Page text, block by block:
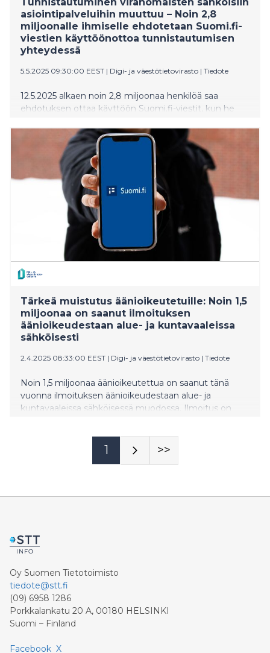
asiointipalveluihin muuttuu – Noin 2,8
miljoonalle ihmiselle ehdotetaan Suomi.fi-
viestien käyttöönottoa tunnistautumisen
yhteydessä
5.5.2025 09:30:00 EEST | Digi- ja väestötietovirasto | Tiedote
12.5.2025 alkaen noin 2,8 miljoonaa henkilöä saa
ehdotuksen ottaa käyttöön Suomi.fi-viestit, kun he
asiointipalveluihin. Nyt tehtävän muutoksen
tavoitteena on kannustaa ihmisiä siirtymään
vastaanottamaan viranomaisposti ensisijaisesti
sähköisesti.
Tärkeä muistutus äänioikeutetuille: Noin 1,5
miljoonaa on saanut ilmoituksen
äänioikeudestaan alue- ja kuntavaaleissa
sähköisesti
2.4.2025 08:33:00 EEST | Digi- ja väestötietovirasto | Tiedote
Noin 1,5 miljoonaa äänioikeutettua on saanut tänä
vuonna ilmoituksen äänioikeudestaan alue- ja
kuntavaaleissa sähköisessä muodossa. Ilmoitus on
1 >>
Oy Suomen Tietotoimisto
tiedote@stt.fi
(09) 6958 1286
Porkkalankatu 20 A, 00180 HELSINKI
Suomi – Finland
Facebook X